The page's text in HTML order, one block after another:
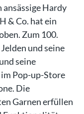
Hardy
& Co. hat ein
Zum 100.
und seine
seine
im Pop-up-Store
Die
Garnen erfüllen